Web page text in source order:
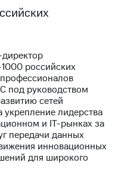
российских
под руководством
сетей
укрепление лидерства
и IT-рынкахза
передачи данных
инновационных
для широкого